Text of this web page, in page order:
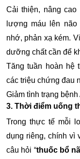
Cải thiện, nâng
lượng máu lên
nhớ, phản xạ kém.
dưỡng chất cần để
Tăng tuần hoàn hệ
các triệu chứng đau
Giảm tình trạng
3. Thời điểm uống
Trong thực tế mỗi
dụng riêng, chính vì
câu hỏi “thuốc bổ